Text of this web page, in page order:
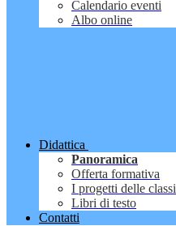
Calendario eventi
Albo online
Didattica
Panoramica
Offerta formativa
I progetti delle classi
Libri di testo
Contatti